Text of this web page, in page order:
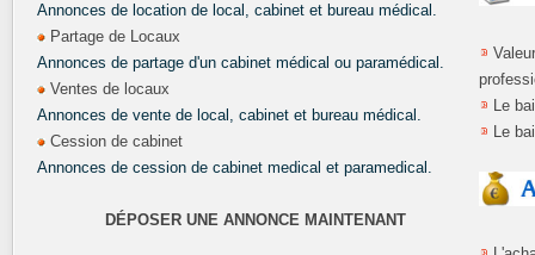
Annonces de location de local, cabinet et bureau médical.
Partage de Locaux
Annonces de partage d'un cabinet médical ou paramédical.
Ventes de locaux
Annonces de vente de local, cabinet et bureau médical.
Cession de cabinet
Annonces de cession de cabinet medical et paramedical.
DÉPOSER UNE ANNONCE MAINTENANT
Le
Le